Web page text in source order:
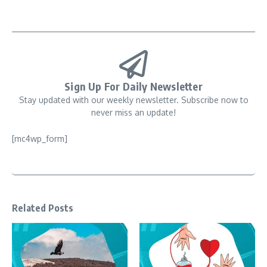
Sign Up For Daily Newsletter
Stay updated with our weekly newsletter. Subscribe now to
never miss an update!
[mc4wp_form]
Related Posts